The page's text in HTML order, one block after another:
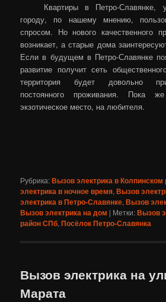
Квартиры в Петро-Славянке,
городу, по нашему мнению,
спросом. Но нового качественного
возникает, а старые дома
Если в будущем в Петро-Славянке
развитие получит сеть
территория будет довольно
постоянного проживания. Пока
экзотическое место, на любителя.
Рубрика:Вызов электрика в Колпинском
электрика в ночное время,Вызов
электрика в Петро-Славянке,Вызов
Вызов электрика на дом | Метки:Вызов
район СПб,Посёлок Петро-Славянка
Вызов электрика на
Марата